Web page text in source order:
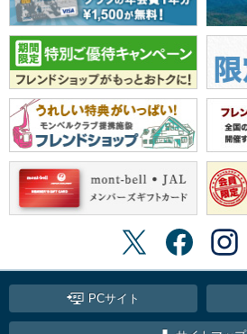
PCサイト